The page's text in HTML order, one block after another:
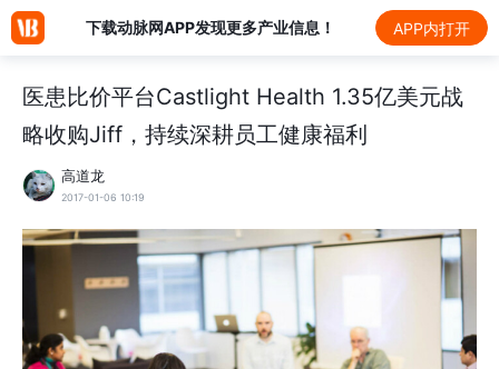
下载动脉网APP发现更多产业信息！ APP内打开
医患比价平台Castlight Health 1.35亿美元战
略收购Jiff，持续深耕员工健康福利
高道龙
2017-01-06 10:19